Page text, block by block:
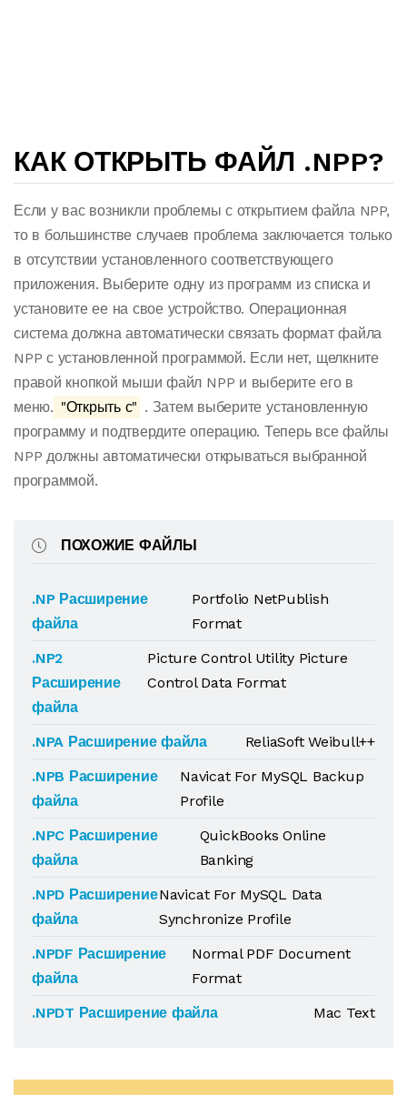
КАК ОТКРЫТЬ ФАЙЛ .NPP?
Если у вас возникли проблемы с открытием файла NPP,
то в большинстве случаев проблема заключается только
в отсутствии установленного соответствующего
приложения. Выберите одну из программ из списка и
установите ее на свое устройство. Операционная
система должна автоматически связать формат файла
NPP с установленной программой. Если нет, щелкните
правой кнопкой мыши файл NPP и выберите его в
меню. "Открыть с" . Затем выберите установленную
программу и подтвердите операцию. Теперь все файлы
NPP должны автоматически открываться выбранной
программой.
ПОХОЖИЕ ФАЙЛЫ
.NP Расширение
файла
Portfolio NetPublish
Format
.NP2
Расширение
файла
Picture Control Utility Picture
Control Data Format
.NPA Расширение файла
ReliaSoft Weibull++
.NPB Расширение
файла
Navicat For MySQL Backup
Profile
.NPC Расширение
файла
QuickBooks Online
Banking
.NPD Расширение
файла
Navicat For MySQL Data
Synchronize Profile
.NPDF Расширение
файла
Normal PDF Document
Format
.NPDT Расширение файла
Mac Text